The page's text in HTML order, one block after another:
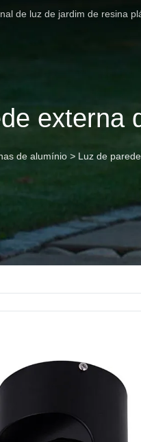
de luz de jardim de resina
externa
de alumínio > Luz de